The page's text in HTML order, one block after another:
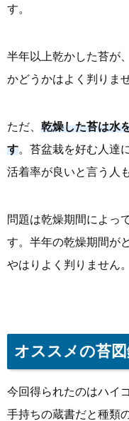
す。
半年以上乾かした苔が
かどうかはよく判りませ
ただ、 乾燥した苔は水
す。苔盆栽を好む人達
活着率が良いと言う人
問題は乾燥期間によっ
す。半年の乾燥期間が
やはりよく判りません。
オススメの苔
今回得られたのはハイ
手持ちの蔵書だと種類